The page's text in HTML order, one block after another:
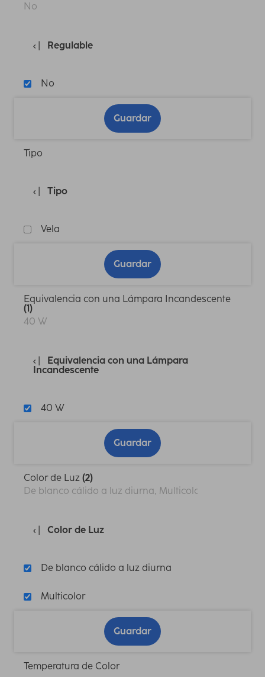
No
Regulable
No
Guardar
Tipo
Tipo
Vela
Guardar
Equivalencia con una Lámpara Incandescente
(1)
40 W
Equivalencia con una Lámpara
Incandescente
40 W
Guardar
Color de Luz (2)
De blanco cálido a luz diurna, Multicolor
Color de Luz
De blanco cálido a luz diurna
Multicolor
Guardar
Temperatura de Color